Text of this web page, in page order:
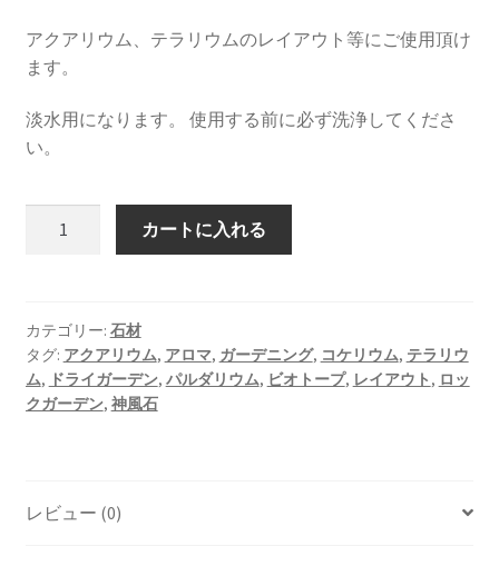
アクアリウム、テラリウムのレイアウト等にご使用頂け
ます。
淡水用になります。 使用する前に必ず洗浄してくださ
い。
大
L
サ
イ
約
カートに入れる
カテゴリー: 石材
タグ: アクアリウム, アロマ, ガーデニング, コケリウム, テラリウ
ム, ドライガーデン, パルダリウム, ビオトープ, レイアウト , ロッ
クガーデン, 神風石
レビュー (0)